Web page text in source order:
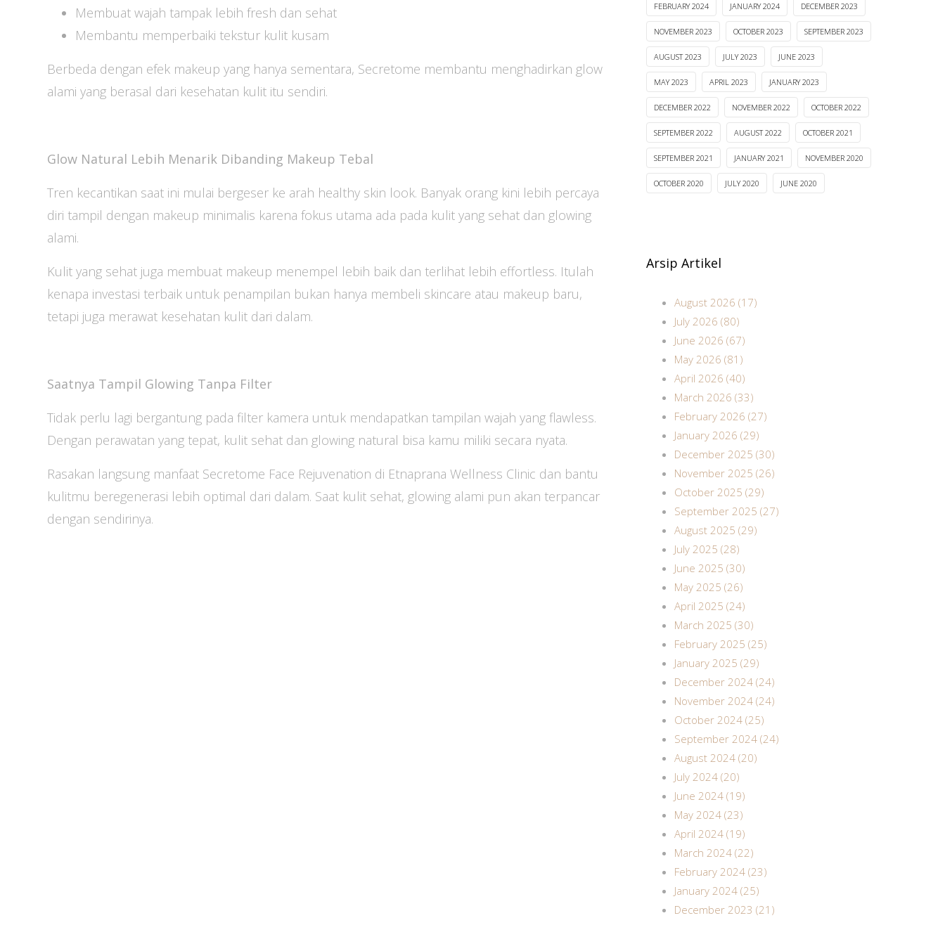
Membuat wajah tampak lebih fresh dan sehat
Membantu memperbaiki tekstur kulit kusam
Berbeda dengan efek makeup yang hanya sementara, Secretome membantu menghadirkan glow
alami yang berasal dari kesehatan kulit itu sendiri.
Glow Natural Lebih Menarik Dibanding Makeup Tebal
Tren kecantikan saat ini mulai bergeser ke arah healthy skin look. Banyak orang kini lebih percaya
diri tampil dengan makeup minimalis karena fokus utama ada pada kulit yang sehat dan glowing
alami.
Kulit yang sehat juga membuat makeup menempel lebih baik dan terlihat lebih effortless. Itulah
kenapa investasi terbaik untuk penampilan bukan hanya membeli skincare atau makeup baru,
tetapi juga merawat kesehatan kulit dari dalam.
Saatnya Tampil Glowing Tanpa Filter
Tidak perlu lagi bergantung pada filter kamera untuk mendapatkan tampilan wajah yang flawless.
Dengan perawatan yang tepat, kulit sehat dan glowing natural bisa kamu miliki secara nyata.
Rasakan langsung manfaat Secretome Face Rejuvenation di Etnaprana Wellness Clinic dan bantu
kulitmu beregenerasi lebih optimal dari dalam. Saat kulit sehat, glowing alami pun akan terpancar
dengan sendirinya.
FEBRUARY 2024 JANUARY 2024 DECEMBER 2023
NOVEMBER 2023 OCTOBER 2023 SEPTEMBER 2023
AUGUST 2023 JULY 2023 JUNE 2023
MAY 2023 APRIL 2023 JANUARY 2023
DECEMBER 2022 NOVEMBER 2022 OCTOBER 2022
SEPTEMBER 2022 AUGUST 2022 OCTOBER 2021
SEPTEMBER 2021 JANUARY 2021 NOVEMBER 2020
OCTOBER 2020 JULY 2020 JUNE 2020
Arsip Artikel
August 2026 (17)
July 2026 (80)
June 2026 (67)
May 2026 (81)
April 2026 (40)
March 2026 (33)
February 2026 (27)
January 2026 (29)
December 2025 (30)
November 2025 (26)
October 2025 (29)
September 2025 (27)
August 2025 (29)
July 2025 (28)
June 2025 (30)
May 2025 (26)
April 2025 (24)
March 2025 (30)
February 2025 (25)
January 2025 (29)
December 2024 (24)
November 2024 (24)
October 2024 (25)
September 2024 (24)
August 2024 (20)
July 2024 (20)
June 2024 (19)
May 2024 (23)
April 2024 (19)
March 2024 (22)
February 2024 (23)
January 2024 (25)
December 2023 (21)